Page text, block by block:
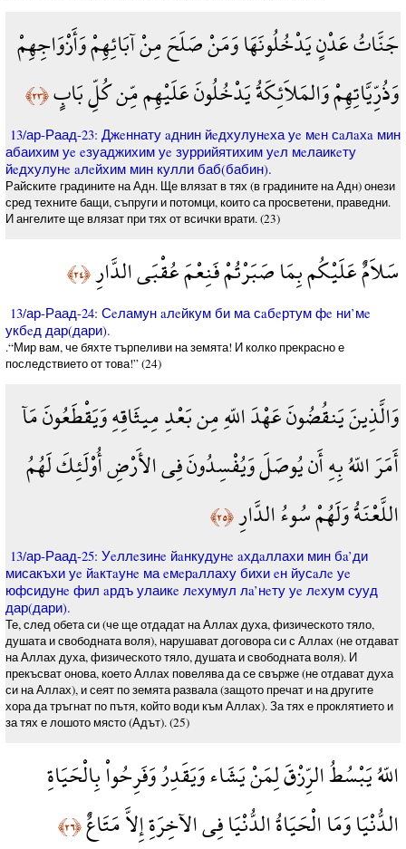
جَنَّاتُ عَدْنٍ يَدْخُلُونَهَا وَمَنْ صَلَحَ مِنْ آبَائِهِمْ وَأَزْوَاجِهِمْ
وَذُرِّيَّاتِهِمْ وَالمَلاَئِكَةُ يَدْخُلُونَ عَلَيْهِم مِّن كُلِّ بَابٍ﴿٢٣﴾
13/ар-Раад-23: Джeннату aднин йeдхулунeха уe мeн сaлaхa мин
абаихим уe eзуаджихим уe зуррийятихим уeл мeлаикeту
йeдхулунe aлeйхим мин кулли баб(бабин).
Райските градините на Адн. Ще влязат в тях (в градините на Адн) онези
сред техните бащи, съпруги и потомци, които са просветени, праведни.
И ангелите ще влязат при тях от всички врати. (23)
سَلاَمٌ عَلَيْكُم بِمَا صَبَرْتُمْ فَنِعْمَ عُقْبَى الدَّارِ﴿٢٤﴾
13/ар-Раад-24: Сeламун aлeйкум би ма сaбeртум фe ни’мe
укбeд дар(дари).
.“Мир вам, че бяхте търпеливи на земята! И колко прекрасно е
последствието от това!” (24)
وَالَّذِينَ يَنقُضُونَ عَهْدَ اللّهِ مِن بَعْدِ مِيثَاقِهِ وَيَقْطَعُونَ مَآ
أَمَرَ اللّهُ بِهِ أَن يُوصَلَ وَيُفْسِدُونَ فِي الأَرْضِ أُوْلَئِكَ لَهُمُ
اللَّعْنَةُ وَلَهُمْ سُوءُ الدَّارِ﴿٢٥﴾
13/ар-Раад-25: Уeллeзинe йaнкудунe aхдaллахи мин бa’ди
мисакъхи уe йaктaунe ма eмeрaллаху бихи eн йусaлe уe
юфсидунe фил aрдъ улаикe лeхумул лa’нeту уe лeхум сууд
дар(дари).
Те, след обета си (че ще отдадат на Аллах духа, физическото тяло,
душата и свободната воля), нарушават договора си с Аллах (не отдават
на Аллах духа, физическото тяло, душата и свободната воля). И
прекъсват онова, което Аллах повелява да се свърже (не отдават духа
си на Аллах), и сеят по земята развала (защото пречат и на другите
хора да тръгнат по пътя, който води към Аллах). За тях е проклятието и
за тях е лошото място (Адът). (25)
اللّهُ يَبْسُطُ الرِّزْقَ لِمَنْ يَشَاء وَيَقَدِرُ وَفَرِحُواْ بِالْحَيَاةِ
الدُّنْيَا وَمَا الْحَيَاةُ الدُّنْيَا فِي الآخِرَةِ إِلاَّ مَتَاعٌ﴿٢٦﴾